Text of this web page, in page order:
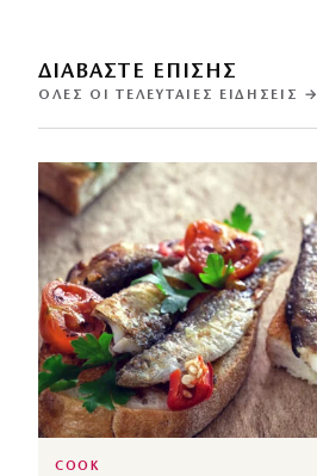
ΔΙΑΒΑΣΤΕ ΕΠΙΣΗΣ
ΌΛΕΣ ΟΙ ΤΕΛΕΥΤΑΊΕΣ ΕΙΔΉΣΕΙΣ →
COOK